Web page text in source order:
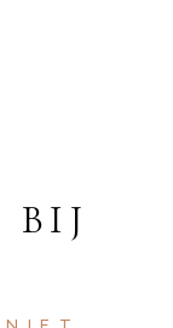
BIJ